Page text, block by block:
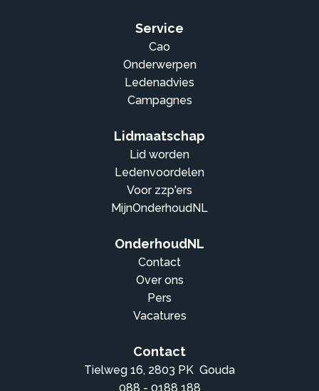
Service
Cao
Onderwerpen
Ledenadvies
Campagnes
Lidmaatschap
Lid worden
Ledenvoordelen
Voor zzp'ers
MijnOnderhoudNL
OnderhoudNL
Contact
Over ons
Pers
Vacatures
Contact
Tielweg 16, 2803 PK Gouda
088 - 0188 188